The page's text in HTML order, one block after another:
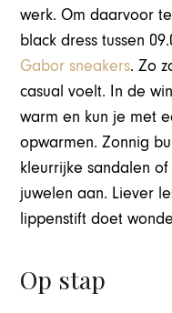
werk. Om daarvoor
black dress tussen
Gabor sneakers. Zo
casual voelt. In de
warm en kun je met
opwarmen. Zonnig
kleurrijke sandalen
juwelen aan. Liever
lippenstift doet
Op stap